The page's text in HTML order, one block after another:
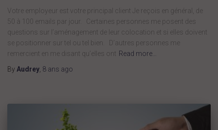
Votre employeur est votre principal client Je reçois en général, de
50 à 100 emails par jour. Certaines personnes me posent des
questions sur l’aménagement de leur colocation et si elles doivent
se positionner sur tel ou tel bien. D’autres personnes me
remercient en me disant qu’elles ont Read more…
By Audrey 8 ans ago